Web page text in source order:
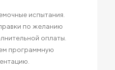
испытания.
по желанию
оплаты.
программную